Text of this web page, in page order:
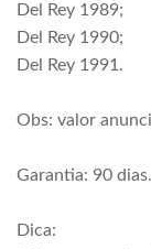
Del Rey 1989;
Del Rey 1990;
Del Rey 1991.
Obs: valor
Garantia: 90 dias.
Dica: